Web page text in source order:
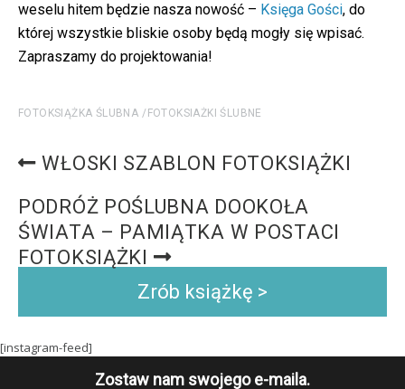
weselu hitem będzie nasza nowość – Księga Gości, do
której wszystkie bliskie osoby będą mogły się wpisać.
Zapraszamy do projektowania!
FOTOKSIĄŻKA ŚLUBNA FOTOKSIAŻKI ŚLUBNE
WŁOSKI SZABLON FOTOKSIĄŻKI
PODRÓŻ POŚLUBNA DOOKOŁA
ŚWIATA – PAMIĄTKA W POSTACI
FOTOKSIĄŻKI
Zrób książkę >
[instagram-feed]
Zostaw nam swojego e-maila.